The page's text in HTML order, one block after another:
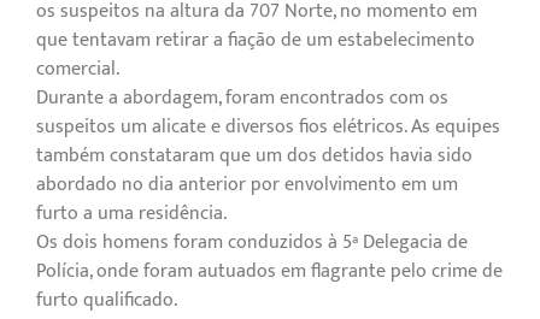
os suspeitos na altura da 707 Norte, no momento em
que tentavam retirar a fiação de um estabelecimento
comercial.
Durante a abordagem, foram encontrados com os
suspeitos um alicate e diversos fios elétricos. As equipes
também constataram que um dos detidos havia sido
abordado no dia anterior por envolvimento em um
furto a uma residência.
Os dois homens foram conduzidos à 5ª Delegacia de
Polícia, onde foram autuados em flagrante pelo crime de
furto qualificado.